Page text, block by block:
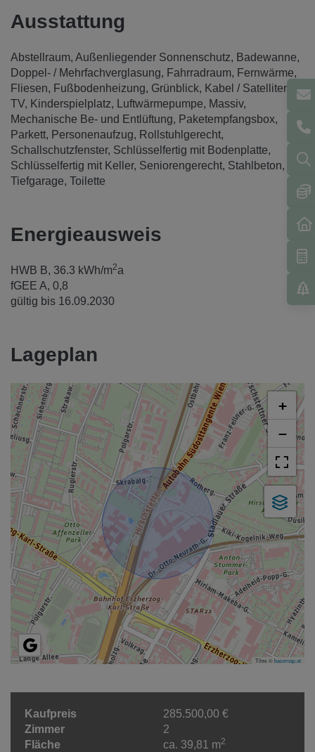
Ausstattung
Abstellraum Außenliegender Sonnenschutz
Badewanne
Doppel- / Mehrfachverglasung
Fahrradraum
Fernwärme
Fliesen
Fußbodenheizung Grünblick
Kabel / Satelliten-
TV
Kinderspielplatz Luftwärmepumpe
Massiv
Mechanische Be- und Entlüftung
Paketempfangsbox
Parkett
Personenaufzug
Rollstuhlgerecht
Schallschutzfenster Schlüsselfertig mit Bodenplatte
Schlüsselfertig mit Keller Seniorengerecht Stahlbeton
Tiefgarage Toilette
Energieausweis
HWB B, 36.3 kWh/m2a
fGEE A, 0,8
gültig bis 16.09.2030
Lageplan
+
−
Tiles ©basemap.at
Kaufpreis
285.500,00 €
Zimmer
2
Fläche
ca. 39,81 m2